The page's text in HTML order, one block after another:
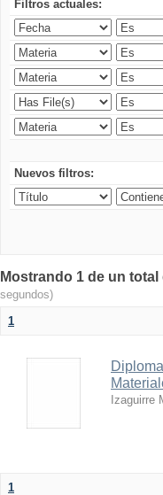
Filtros actuales:
Nuevos filtros:
Mostrando 1 de un
segundos)
1
Izaguirre
1